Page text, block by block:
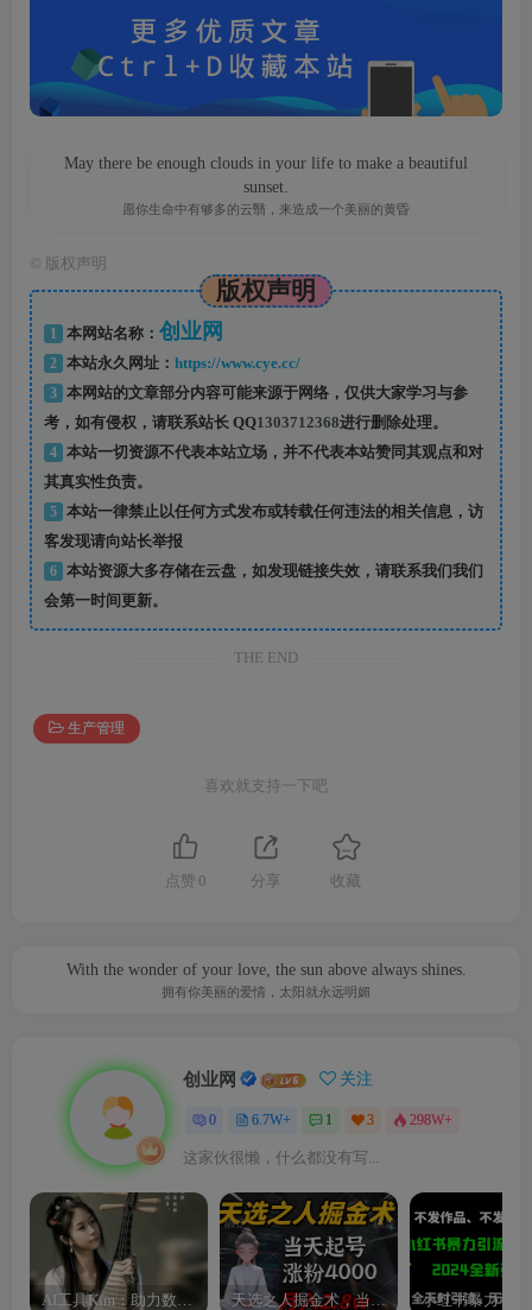
May there be enough clouds in your life to make a beautiful
sunset.
愿你生命中有够多的云翳，来造成一个美丽的黄昏
版权声明
版权声明
1 本网站名称： 创业网
2 本站永久网址： https://www.cye.cc/
3
本网站的文章部分内容可能来源于网络，仅供大家学习与参
考，如有侵权，请联系站长 QQ1303712368进行删除处理。
4
本站一切资源不代表本站立场，并不代表本站赞同其观点和对
其真实性负责。
5
本站一律禁止以任何方式发布或转载任何违法的相关信息，访
客发现请向站长举报
6
本站资源大多存储在云盘，如发现链接失效，请联系我们我们
会第一时间更新。
THE END
生产管理
喜欢就支持一下吧
点赞 0 分享 收藏
With the wonder of your love, the sun above always shines.
拥有你美丽的爱情，太阳就永远明媚
创业网 关注
0 6.7W+ 1 3 298W+
这家伙很懒，什么都没有写...
AI工具Kim：助力数字化转型的智能助手 天选之人掘金术，当天起号，7条作品涨粉4000+，单月变现2.8w天选之人掘…